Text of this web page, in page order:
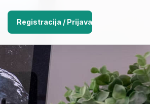
Registracija / Prijava